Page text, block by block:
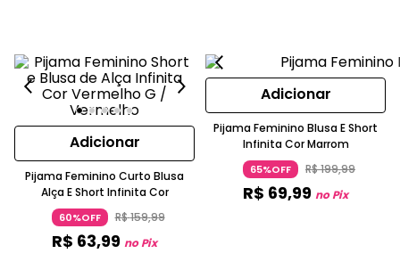
Adicionar
Pijama Feminino Curto Blusa
Alça E Short Infinita Cor
60%OFF R$159,99
R$ 63,99 no Pix
Adicionar
Pijama Feminino Blusa E Short
Infinita Cor Marrom
65%OFF R$199,99
R$ 69,99 no Pix